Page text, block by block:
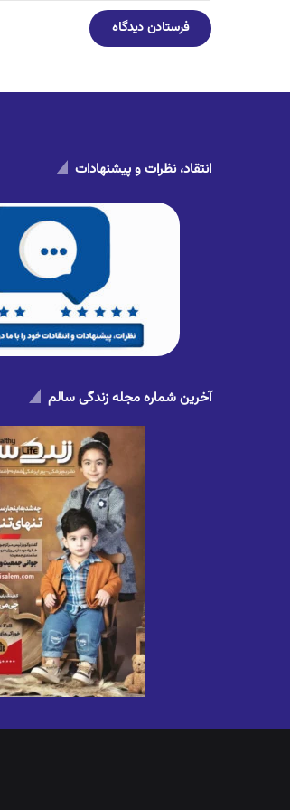
انتقاد، نظرات و پیشنهادات
آخرین شماره مجله زندگی سالم